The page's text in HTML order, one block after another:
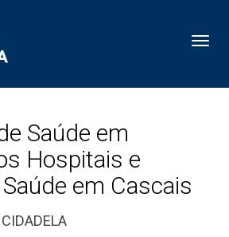
Saúde em
Hospitais e
em Cascais